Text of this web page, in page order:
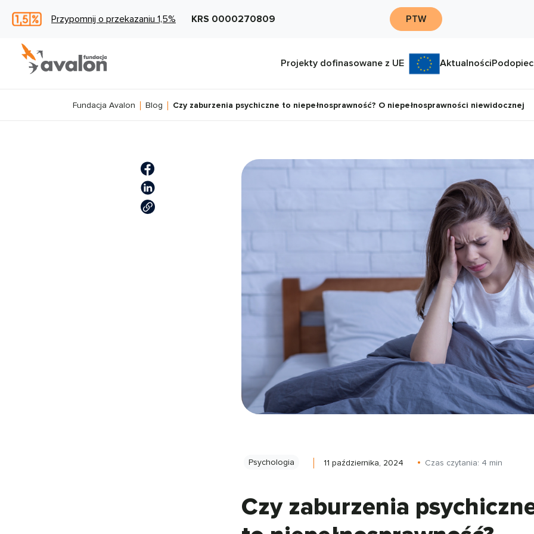
Przypomnij o przekazaniu 1,5% KRS 0000270809 PTW
Projekty dofinasowane z UE Aktualności
Fundacja Avalon Blog Czy zaburzenia psychiczne to niepełnosprawność? O niepełnosprawności niewidocznej
Psychologia 11 października, 2024 Czas czytania: 4 min
Czy zaburzenia